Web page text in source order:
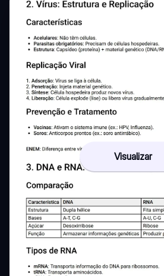
Visualizar